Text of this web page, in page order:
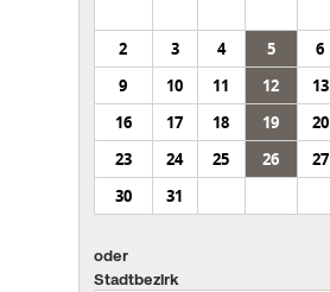
2
3 4 5 6
9
10 11 12 13
16
17 18 19 20
23
24 25 26 27
30
31
oder
Stadtbezirk